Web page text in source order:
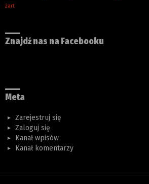
żart
Znajdź nas na Facebooku
Meta
Zarejestruj się
Zaloguj się
Kanał wpisów
Kanał komentarzy